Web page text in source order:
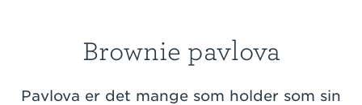
Brownie pavlova
Pavlova er det mange som holder som sin